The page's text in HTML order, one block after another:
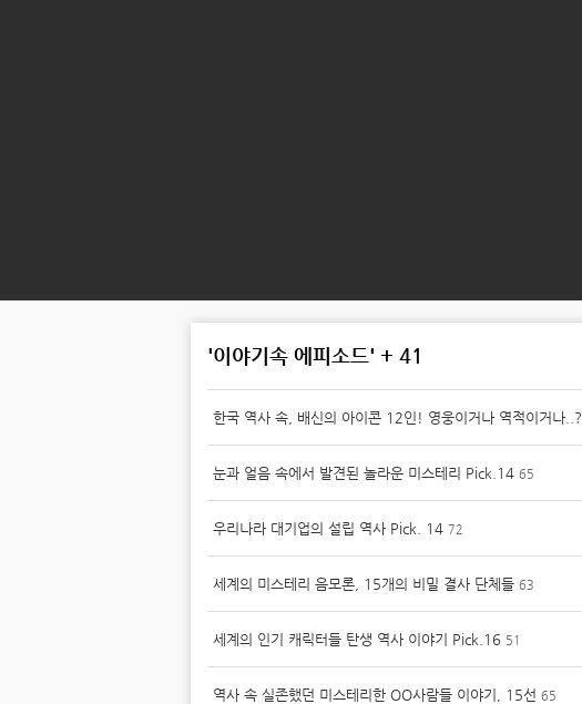
'이야기속 에피소드' + 41
한국 역사 속, 배신의 아이콘 12인! 영웅이거나 역적이거나..?
눈과 얼음 속에서 발견된 놀라운 미스테리 Pick.14 65
우리나라 대기업의 설립 역사 Pick. 14 72
세계의 미스테리 음모론, 15개의 비밀 결사 단체들 63
세계의 인기 캐릭터들 탄생 역사 이야기 Pick.16 51
역사 속 실존했던 미스테리한 OO사람들 이야기, 15선 65